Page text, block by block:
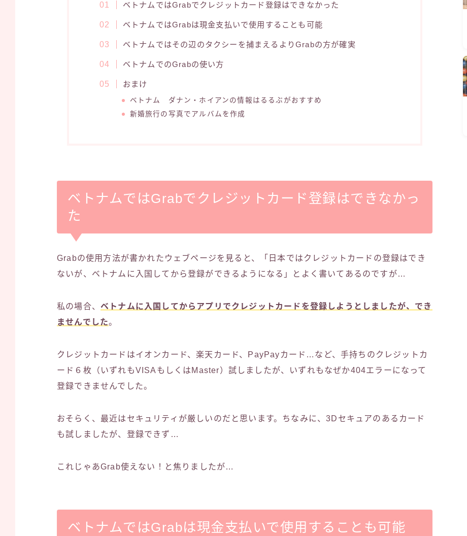
ベトナムではGrabでクレジットカード登録はできなかった
ベトナムではGrabは現金支払いで使用することも可能
ベトナムではその辺のタクシーを捕まえるよりGrabの方が確実
ベトナムでのGrabの使い方
おまけ
ベトナム ダナン・ホイアンの情報はるるぶがおすすめ
新婚旅行の写真でアルバムを作成
ベトナムではGrabでクレジットカード登録はできなかっ
た
Grabの使用方法が書かれたウェブページを見ると、「日本ではクレジットカードの登録はでき
ないが、ベトナムに入国してから登録ができるようになる」とよく書いてあるのですが…
私の場合、 ベトナムに入国してからアプリでクレジットカードを登録しようとしましたが、でき
ませんでした。
クレジットカードはイオンカード、楽天カード、PayPayカード…など、手持ちのクレジットカ
ード６枚（いずれもVISAもしくはMaster）試しましたが、いずれもなぜか404エラーになって
登録できませんでした。
おそらく、最近はセキュリティが厳しいのだと思います。ちなみに、3Dセキュアのあるカード
も試しましたが、登録できず…
これじゃあGrab使えない！と焦りましたが…
ベトナムではGrabは現金支払いで使用することも可能